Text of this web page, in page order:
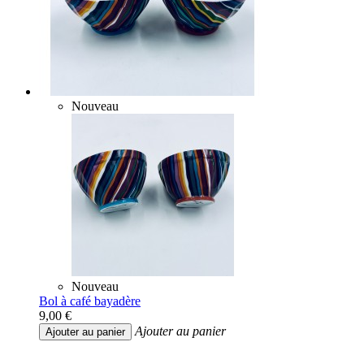
Nouveau
Nouveau
Bol à café bayadère
9,00 €
Ajouter au panier
Ajouter au panier